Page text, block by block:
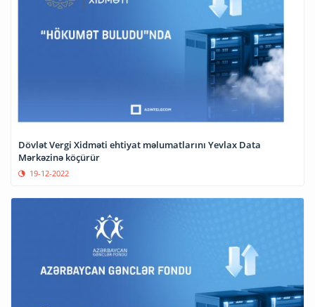
Dövlət Vergi Xidməti ehtiyat məlumatlarını Yevlax Data
Mərkəzinə köçürür
19-12-2022